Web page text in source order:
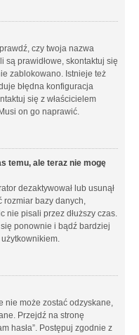
czy twoja nazwa
są prawidłowe, skontaktuj się
zablokowano. Istnieje też
błędna konfiguracja
się z właścicielem
on go naprawić.
temu, ale teraz nie mogę
dezaktywował lub usunął
rozmiar bazy danych,
nie pisali przez dłuższy czas.
ponownie i bądź bardziej
nie może zostać odzyskane,
Przejdź na stronę
hasła”. Postępuj zgodnie z